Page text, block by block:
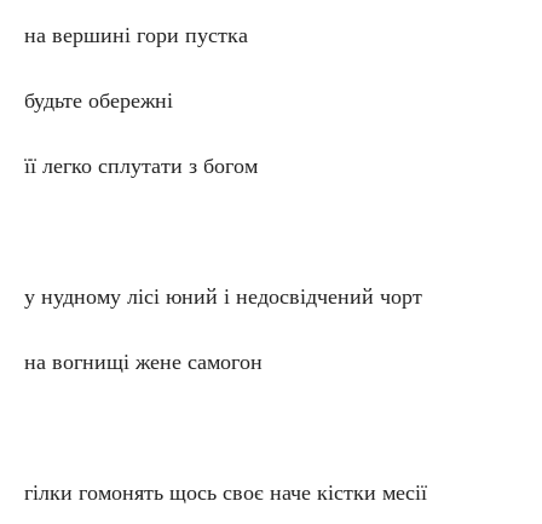
на вершині гори пустка
будьте обережні
її легко сплутати з богом
у нудному лісі юний і недосвідчений чорт
на вогнищі жене самогон
гілки гомонять щось своє наче кістки месії